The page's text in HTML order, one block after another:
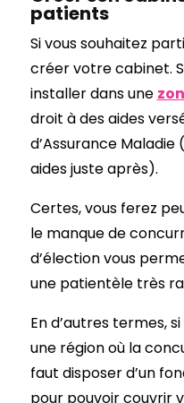
patients
Si vous souhaitez
créer votre cabinet.
installer dans une
droit à des aides
d’Assurance
aides juste après).
Certes, vous ferez
le manque de
d’élection vous
une patientèle très
En d’autres termes,
une région où la
faut disposer d’un
pour pouvoir couvrir